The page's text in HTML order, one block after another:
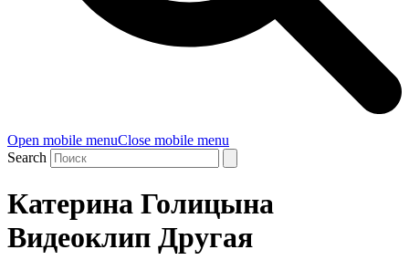
Open mobile menuClose mobile menu
Search
Катерина Голицына
Видеоклип Другая